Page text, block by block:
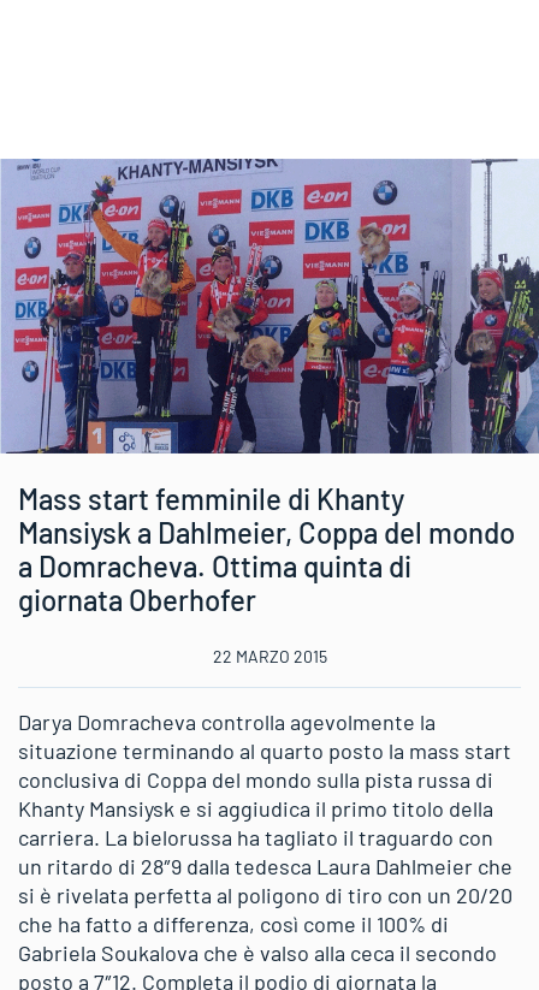
Mass start femminile di Khanty
Mansiysk a Dahlmeier, Coppa del mondo
a Domracheva. Ottima quinta di
giornata Oberhofer
22 MARZO 2015
Darya Domracheva controlla agevolmente la
situazione terminando al quarto posto la mass start
conclusiva di Coppa del mondo sulla pista russa di
Khanty Mansiysk e si aggiudica il primo titolo della
carriera. La bielorussa ha tagliato il traguardo con
un ritardo di 28″9 dalla tedesca Laura Dahlmeier che
si è rivelata perfetta al poligono di tiro con un 20/20
che ha fatto a differenza, così come il 100% di
Gabriela Soukalova che è valso alla ceca il secondo
posto a 7″12. Completa il podio di giornata la